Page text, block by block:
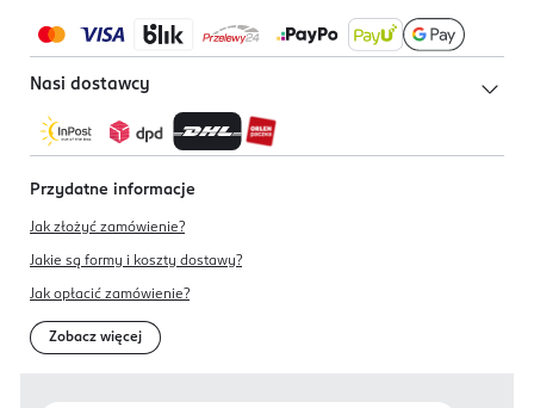
Nasi dostawcy
Przydatne informacje
Jak złożyć zamówienie?
Jakie są formy i koszty dostawy?
Jak opłacić zamówienie?
Zobacz więcej